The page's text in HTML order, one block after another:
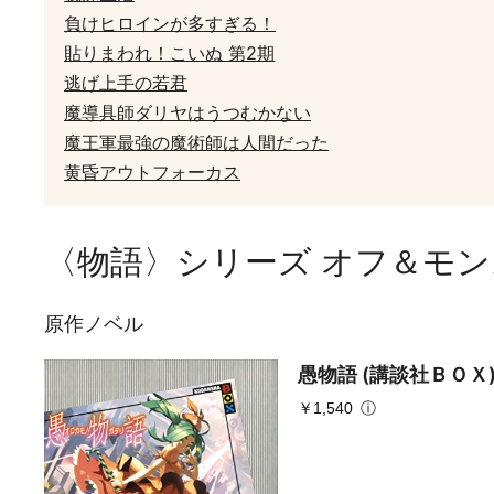
負けヒロインが多すぎる！
貼りまわれ！こいぬ 第2期
逃げ上手の若君
魔導具師ダリヤはうつむかない
魔王軍最強の魔術師は人間だった
黄昏アウトフォーカス
〈物語〉シリーズ オフ＆モ
原作ノベル
愚物語 (講談社ＢＯＸ)
￥1,540 ⓘ